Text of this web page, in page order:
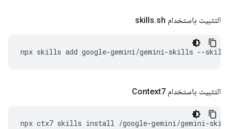
التثبيت باستخدام skills .sh
npx skills add google-gemini/gemini-skills --skill
التثبيت باستخدام Context7
npx ctx7 skills install /google-gemini/gemini-